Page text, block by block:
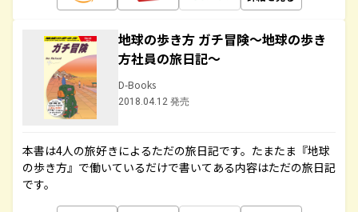
地球の歩き方 ガチ冒険～地球の歩き
方社員の旅日記～
D-Books
2018.04.12 発売
本書は4人の旅好きによるただの旅日記です。たまたま『地球
の歩き方』で働いているだけで書いてある内容はただの旅日記
です。